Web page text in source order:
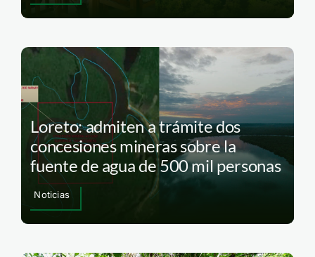
Loreto: admiten a trámite dos
concesiones mineras sobre la
fuente de agua de 500 mil personas
Noticias